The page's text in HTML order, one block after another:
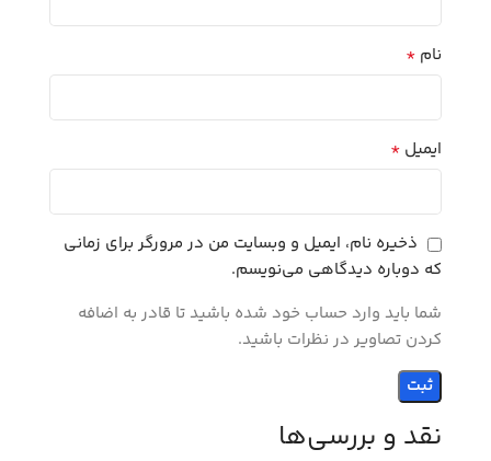
نقد و بررسی‌ها
نام *
ایمیل *
ذخیره نام، ایمیل و وبسایت من در مرورگر برای زمانی
که دوباره دیدگاهی می‌نویسم.
شما باید وارد حساب خود شده باشید تا قادر به اضافه
کردن تصاویر در نظرات باشید.